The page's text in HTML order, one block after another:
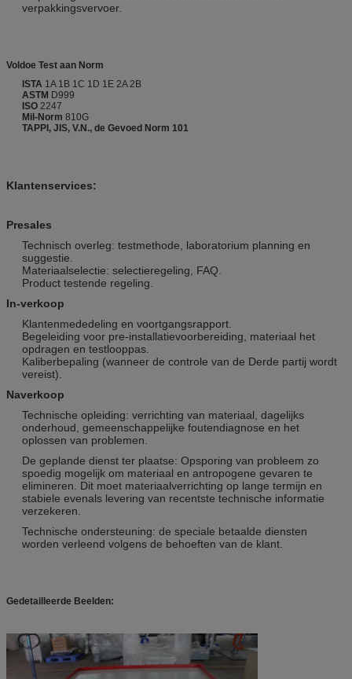
verpakkingsvervoer.
Voldoe Test aan Norm
ISTA 1A 1B 1C 1D 1E 2A 2B
ASTM D999
ISO 2247
Mil-Norm 810G
TAPPI, JIS, V.N., de Gevoed Norm 101
Klantenservices:
Presales
Technisch overleg: testmethode, laboratorium planning en
suggestie.
Materiaalselectie: selectieregeling, FAQ.
Product testende regeling.
In-verkoop
Klantenmededeling en voortgangsrapport.
Begeleiding voor pre-installatievoorbereiding, materiaal het
opdragen en testlooppas.
Kaliberbepaling (wanneer de controle van de Derde partij wordt
vereist).
Naverkoop
Technische opleiding: verrichting van materiaal, dagelijks
onderhoud, gemeenschappelijke foutendiagnose en het
oplossen van problemen.
De geplande dienst ter plaatse: Opsporing van probleem zo
spoedig mogelijk om materiaal en antropogene gevaren te
elimineren. Dit moet materiaalverrichting op lange termijn en
stabiele evenals levering van recentste technische informatie
verzekeren.
Technische ondersteuning: de speciale betaalde diensten
worden verleend volgens de behoeften van de klant.
Gedetailleerde Beelden: